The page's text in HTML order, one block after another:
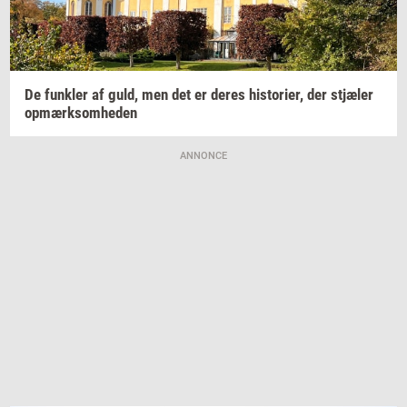
De funk­ler af guld, men det er deres hi­sto­ri­er, der stjæ­ler
op­mærk­som­he­den
ANNONCE